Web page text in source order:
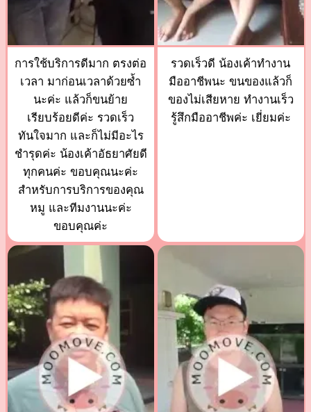
การใช้บริการดีมาก ตรงต่อ
เวลา มาก่อนเวลาด้วยซ้ำ
นะค่ะ แล้วก็ขนย้าย
เรียบร้อยดีค่ะ รวดเร็ว
ทันใจมาก และก็ไม่มีอะไร
ชำรุดค่ะ น้องเค้าอัธยาศัยดี
ทุกคนค่ะ ขอบคุณนะค่ะ
สำหรับการบริการของคุณ
หมู และทีมงานนะค่ะ
ขอบคุณค่ะ
รวดเร็วดี น้องเค้าทำงาน
มืออาชีพนะ ขนของแล้วก็
ของไม่เสียหาย ทำงานเร็ว
รู้สึกมืออาชีพค่ะ เยี่ยมค่ะ